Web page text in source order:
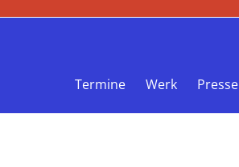
Termine
Werk Presse